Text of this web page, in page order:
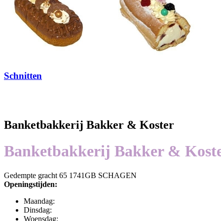
Schnitten
Banketbakkerij Bakker & Koster
Banketbakkerij Bakker &
Gedempte gracht 65 1741GB SCHAGEN
Openingstijden:
Maandag:
Dinsdag:
Woensdag: